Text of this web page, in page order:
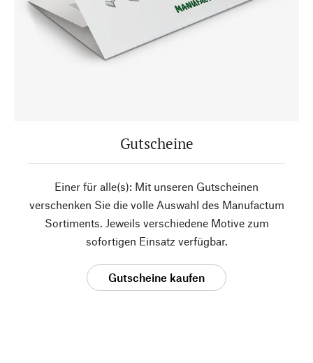
Gutscheine
Einer für alle(s): Mit unseren Gutscheinen
verschenken Sie die volle Auswahl des Manufactum
Sortiments. Jeweils verschiedene Motive zum
sofortigen Einsatz verfügbar.
Gutscheine kaufen